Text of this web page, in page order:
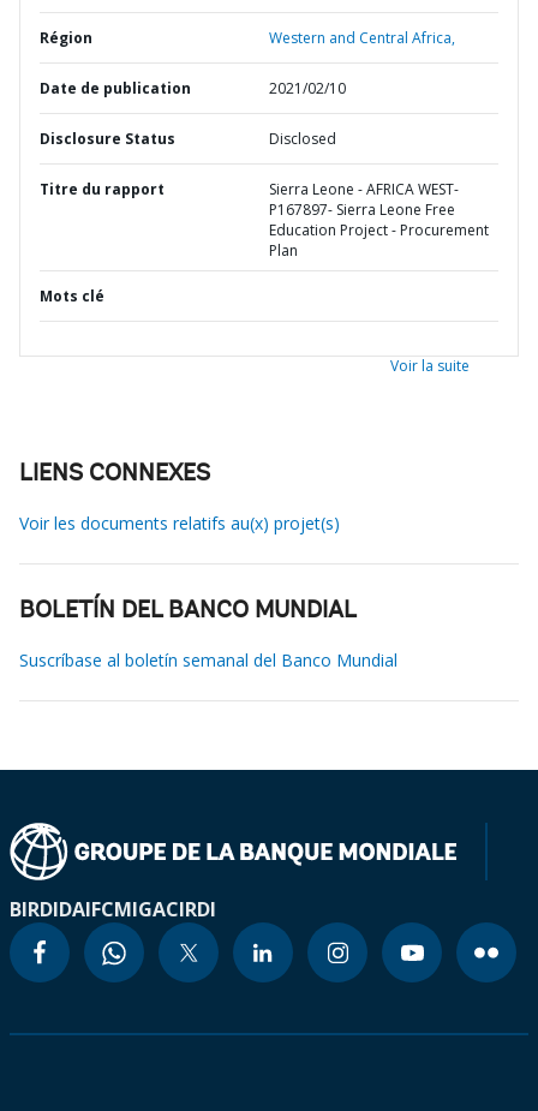
Région Western and Central Africa,
Date de publication 2021/02/10
Disclosure Status Disclosed
Titre du rapport
Sierra Leone - AFRICA WEST-
P167897- Sierra Leone Free
Education Project - Procurement
Plan
Mots clé
Voir la suite
LIENS CONNEXES
Voir les documents relatifs au(x) projet(s)
BOLETÍN DEL BANCO MUNDIAL
Suscríbase al boletín semanal del Banco Mundial
BIRDIDAIFCMIGACIRDI